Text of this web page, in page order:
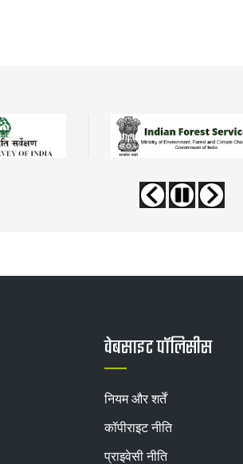
वेबसाइट पॉलिसीस
नियम और शर्तें
कॉपीराइट नीति
प्राइवेसी नीति